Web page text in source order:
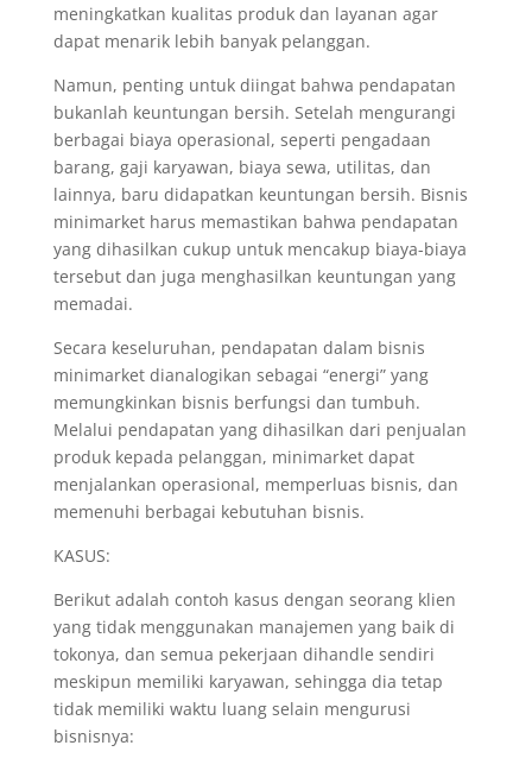
meningkatkan kualitas produk dan layanan agar
dapat menarik lebih banyak pelanggan.
Namun, penting untuk diingat bahwa pendapatan
bukanlah keuntungan bersih. Setelah mengurangi
berbagai biaya operasional, seperti pengadaan
barang, gaji karyawan, biaya sewa, utilitas, dan
lainnya, baru didapatkan keuntungan bersih. Bisnis
minimarket harus memastikan bahwa pendapatan
yang dihasilkan cukup untuk mencakup biaya-biaya
tersebut dan juga menghasilkan keuntungan yang
memadai.
Secara keseluruhan, pendapatan dalam bisnis
minimarket dianalogikan sebagai “energi” yang
memungkinkan bisnis berfungsi dan tumbuh.
Melalui pendapatan yang dihasilkan dari penjualan
produk kepada pelanggan, minimarket dapat
menjalankan operasional, memperluas bisnis, dan
memenuhi berbagai kebutuhan bisnis.
KASUS:
Berikut adalah contoh kasus dengan seorang klien
yang tidak menggunakan manajemen yang baik di
tokonya, dan semua pekerjaan dihandle sendiri
meskipun memiliki karyawan, sehingga dia tetap
tidak memiliki waktu luang selain mengurusi
bisnisnya: